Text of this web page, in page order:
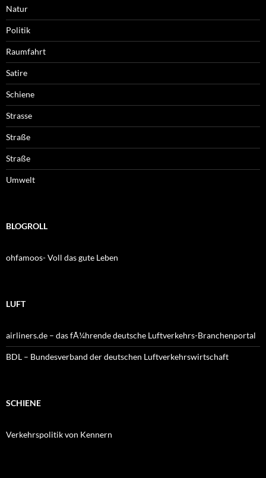
Natur
Politik
Raumfahrt
Satire
Schiene
Strasse
Straße
Straße
Umwelt
BLOGROLL
ohfamoos- Voll das gute Leben
LUFT
airliners.de – das fÃ¼hrende deutsche Luftverkehrs-Branchenportal
BDL – Bundesverband der deutschen Luftverkehrswirtschaft
SCHIENE
Verkehrspolitik von Kennern